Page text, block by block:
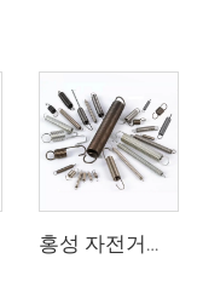
홍성 자전거용 작은 스프링 커튼 로드 조절식 스프링 클램프 텐셔너 전갈바니화